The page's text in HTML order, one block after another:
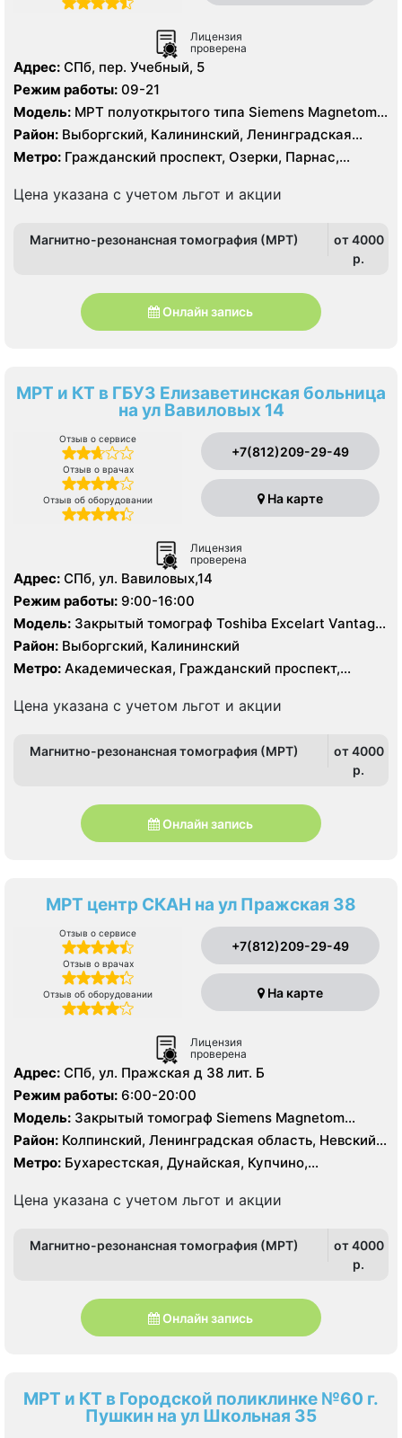
Лицензия
проверена
Адрес: СПб, пер. Учебный, 5
Режим работы: 09-21
Модель: МРТ полуоткрытого типа Siemens Magnetom
Espree 1.5 Тесла, КТ Siemens SOMATOM Definition 16
срезов, КТ Siemens SOMATOM Definition AS 64 среза
Район: Выборгский, Калининский, Ленинградская
область, Приморский
Метро: Гражданский проспект, Озерки, Парнас,
Цена указана с учетом льгот и акции
Магнитно-резонансная томография (МРТ)
от 4000
p.
Онлайн запись
МРТ и КТ в ГБУЗ Елизаветинская больница
на ул Вавиловых 14
Отзыв о сервисе
Отзыв о врачах
Отзыв об оборудовании
+7(812)209-29-49
На карте
Лицензия
проверена
Адрес: СПб, ул. Вавиловых,14
Режим работы: 9:00-16:00
Модель: Закрытый томограф Toshiba Excelart Vantage
Atlas X 1.5 Тесла, КТ Toshiba Aquillion 64 среза, КТ
Toshiba Aquillion 16 срезов
Район: Выборгский, Калининский
Метро: Академическая, Гражданский проспект,
Цена указана с учетом льгот и акции
Магнитно-резонансная томография (МРТ)
от 4000
p.
Онлайн запись
МРТ центр СКАН на ул Пражская 38
Отзыв о сервисе
Отзыв о врачах
Отзыв об оборудовании
+7(812)209-29-49
На карте
Лицензия
проверена
Адрес: СПб, ул. Пражская д 38 лит. Б
Режим работы: 6:00-20:00
Модель: Закрытый томограф Siemens Magnetom
Symphony 1.5 Тесла
Район: Колпинский, Ленинградская область, Невский,
Фрунзенский
Метро: Бухарестская, Дунайская, Купчино,
Рыбацкое, Улица Дыбенко
Цена указана с учетом льгот и акции
Магнитно-резонансная томография (МРТ)
от 4000
p.
Онлайн запись
МРТ и КТ в Городской поликлинке №60 г.
Пушкин на ул Школьная 35